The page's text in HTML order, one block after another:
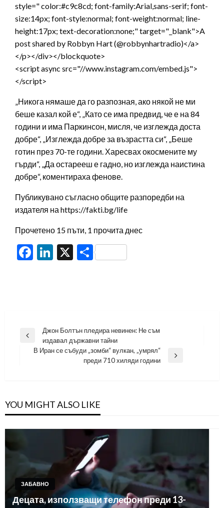
style=" color:#c9c8cd; font-family:Arial,sans-serif; font-
size:14px; font-style:normal; font-weight:normal; line-
height:17px; text-decoration:none;" target="_blank">A
post shared by Robbyn Hart (@robbynhartradio)</a>
</p></div></blockquote>
<script async src="//www.instagram.com/embed.js">
</script>
„Никога нямаше да го разпозная, ако някой не ми
беше казал кой е“, „Като се има предвид, че е на 84
години и има Паркинсон, мисля, че изглежда доста
добре“, „Изглежда добре за възрастта си“, „Беше
готин през 70-те години. Харесвах окосмените му
гърди“, „Да остарееш е гадно, но изглежда наистина
добре“, коментираха фенове.
Публикувано съгласно общите разпоредби на
издателя на https://fakti.bg/life
Прочетено 15 пъти, 1 прочита днес
Facebook
LinkedIn
X Share
Навигация
Previous
Джон Болтън пледира невинен: Не съм
издавал държавни тайни
В Иран се събуди „зомби“ вулкан, „умрял“
преди 710 хиляди години
YOU MIGHT ALSO LIKE
ЗАБАВНО
Децата, използващи телефон преди 13-